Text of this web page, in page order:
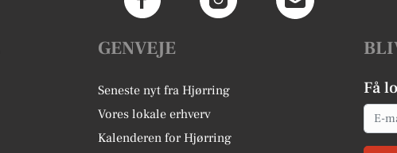
GENVEJE
Seneste nyt fra Hjørring
Vores lokale erhverv
Kalenderen for Hjørring
Få
Email